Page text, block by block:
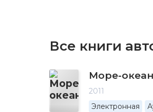
Все книги
Море-океан
2011
Электронная